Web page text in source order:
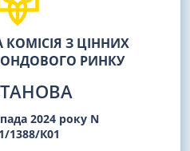
З ЦІННИХ
РИНКУ
2024 року N
1388/К01